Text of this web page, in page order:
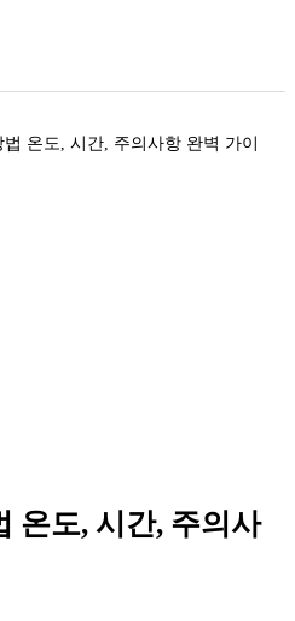
온도, 시간, 주의사항 완벽 가이
온도, 시간, 주의사